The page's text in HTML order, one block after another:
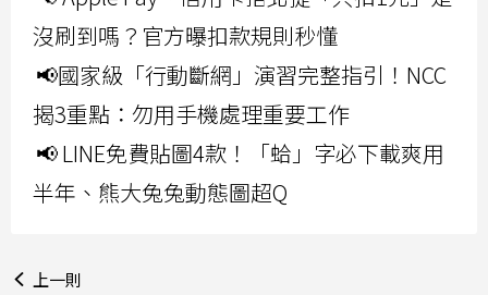
沒刷到嗎？官方曝扣款規則秒懂
📢國家級「行動斷網」演習完整指引！NCC
揭3重點：勿用手機處理重要工作
📢 LINE免費貼圖4款！「蛤」字必下載爽用
半年、熊大兔兔動態圖超Q
上一則